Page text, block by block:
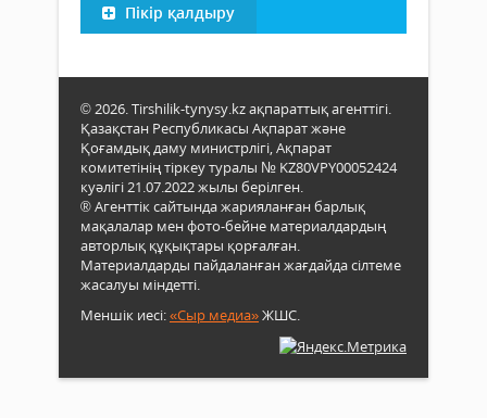
Пікір қалдыру
© 2026. Tirshilik-tynysy.kz ақпараттық агенттігі.
Қазақстан Республикасы Ақпарат және
Қоғамдық даму министрлігі, Ақпарат
комитетінің тіркеу туралы № KZ80VPY00052424
куәлігі 21.07.2022 жылы берілген.
® Агенттік сайтында жарияланған барлық
мақалалар мен фото-бейне материалдардың
авторлық құқықтары қорғалған.
Материалдарды пайдаланған жағдайда сілтеме
жасалуы міндетті.
Меншік иесі:«Сыр медиа»ЖШС.